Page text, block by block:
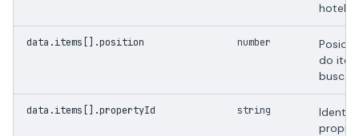
hotel.
data.items[].position number
do
busca.
data.items[].propertyId string